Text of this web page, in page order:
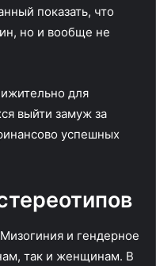
показать, что
но и вообще не
для
выйти замуж за
успешных
и гендерное
так и женщинам. В